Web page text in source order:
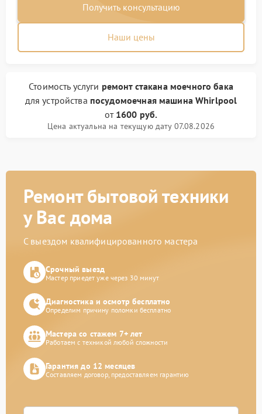
Получить консультацию
Наши цены
Стоимость услуги ремонт стакана моечного бака
для устройства посудомоечная машина Whirlpool
от 1600 руб.
Цена актуальна на текущую дату 07.08.2026
Ремонт бытовой техники
у Вас дома
С выездом квалифицированного мастера
Срочный выезд
Мастер приедет уже через 30 минут
Диагностика и осмотр бесплатно
Определим причину поломки бесплатно
Мастера со стажем 7+ лет
Работаем с техникой любой сложности
Гарантия до 12 месяцев
Составляем договор, предоставляем гарантию